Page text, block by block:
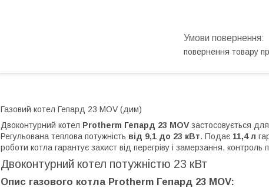
повернення товару
Газовий котел Гепард 23 MOV (дим)
Двоконтурний котел Protherm Гепард 23 MOV застосовується
Регульована теплова потужність від 9,1 до 23 кВт. Подає 11,4 л
роботи котла гарантує захист від перегріву і замерзання, контроль
Двоконтурний котел потужністю 23 кВт
Опис газового котла Protherm Гепард 23 MOV: